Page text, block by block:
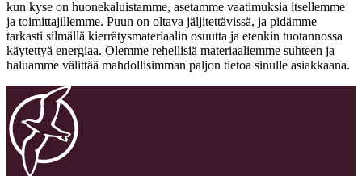
kun kyse on huonekaluistamme, asetamme vaatimuksia itsellemme
ja toimittajillemme. Puun on oltava jäljitettävissä, ja pidämme
tarkasti silmällä kierrätysmateriaalin osuutta ja etenkin tuotannossa
käytettyä energiaa. Olemme rehellisiä materiaaliemme suhteen ja
haluamme välittää mahdollisimman paljon tietoa sinulle asiakkaana.